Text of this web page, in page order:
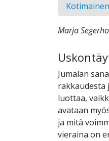
Marja
Jumalan
rakkaudesta
luottaa,
avataan
ja mitä
vieraina on